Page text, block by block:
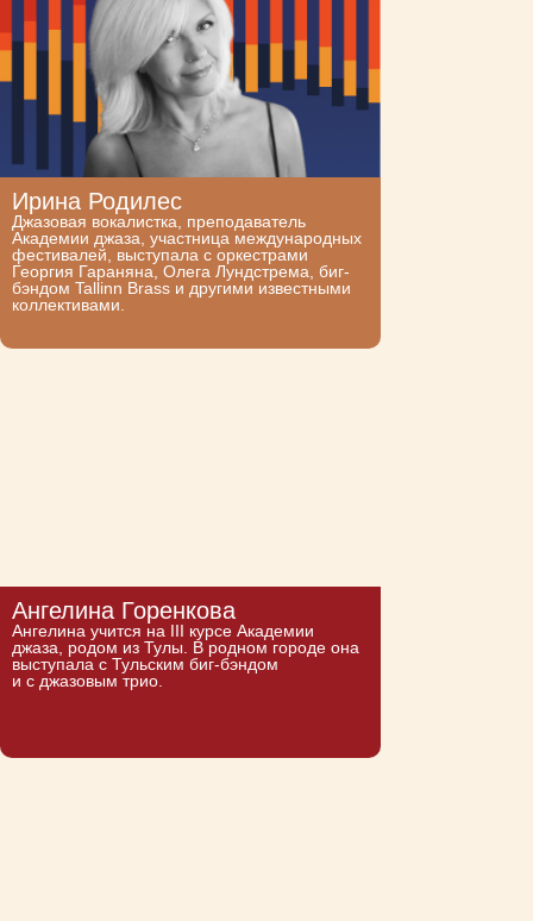
Ирина Родилес
Джазовая вокалистка, преподаватель
Академии джаза, участница международных
фестивалей, выступала с оркестрами
Георгия Гараняна, Олега Лундстрема, биг-
бэндом Tallinn Brass и другими известными
коллективами.
Ангелина Горенкова
Ангелина учится на III курсе Академии
джаза, родом из Тулы. В родном городе она
выступала с Тульским биг-бэндом
и с джазовым трио.